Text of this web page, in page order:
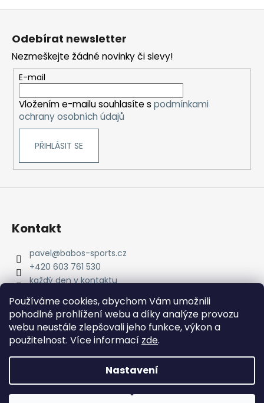
Používáme cookies, abychom Vám umožnili
pohodlné prohlížení webu a díky analýze provozu
webu neustále zlepšovali jeho funkce, výkon a
použitelnost. Více informací zde.
Nastavení
Odebírat newsletter
Nezmeškejte žádné novinky či slevy!
E-mail
Vložením e-mailu souhlasíte s podmínkami
ochrany osobních údajů
PŘIHLÁSIT SE
Kontakt
pavel@babos-sports.cz
+420 603 761 530
každý den v kontaktu
Copyright 2026babos-sports. Všechna práva